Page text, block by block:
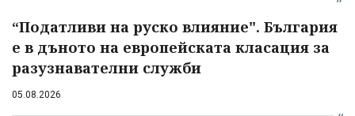
“Податливи на руско влияние". България
е в дъното на европейската класация за
разузнавателни служби
05.08.2026